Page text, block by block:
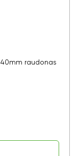
raudonas